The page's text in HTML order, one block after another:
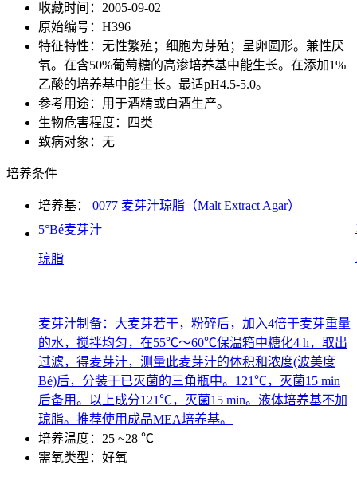
收藏时间：2005-09-02
原始编号：H396
特征特性：无性繁殖；细胞为芽殖；呈卵圆形。兼性厌
氧。在含50%葡萄糖的高渗培养基中能生长。在添加1%
乙酸的培养基中能生长。最适pH4.5-5.0。
参考用途：用于酒精或白酒生产。
生物危害程度：四类
致病对象：无
培养条件
培养基：
0077 麦芽汁琼脂（Malt Extract Agar）
5°Bé麦芽汁
琼脂
麦芽汁制备：大麦芽若干，粉碎后，加入4倍于麦芽重量
的水，搅拌均匀，在55℃～60℃保温箱中糖化4 h，取出
过滤，得麦芽汁，测量此麦芽汁的体积和浓度(波美度
Bé)后，分装于已灭菌的三角瓶中。121℃，灭菌15 min
后备用。以上成分121℃，灭菌15 min。液体培养基不加
琼脂。推荐使用成品MEA培养基。
培养温度：25 ~28 ℃
需氧类型：好氧